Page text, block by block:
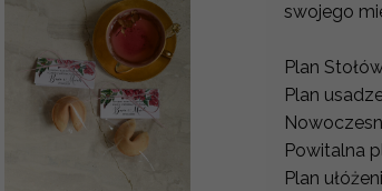
swojego
Plan
Plan
Powitalna
Plan